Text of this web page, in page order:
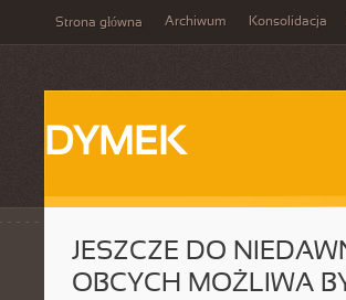
Strona główna Archiwum Konsolidacja
DYMEK
JESZCZE DO
OBCYCH MOŻLIWA